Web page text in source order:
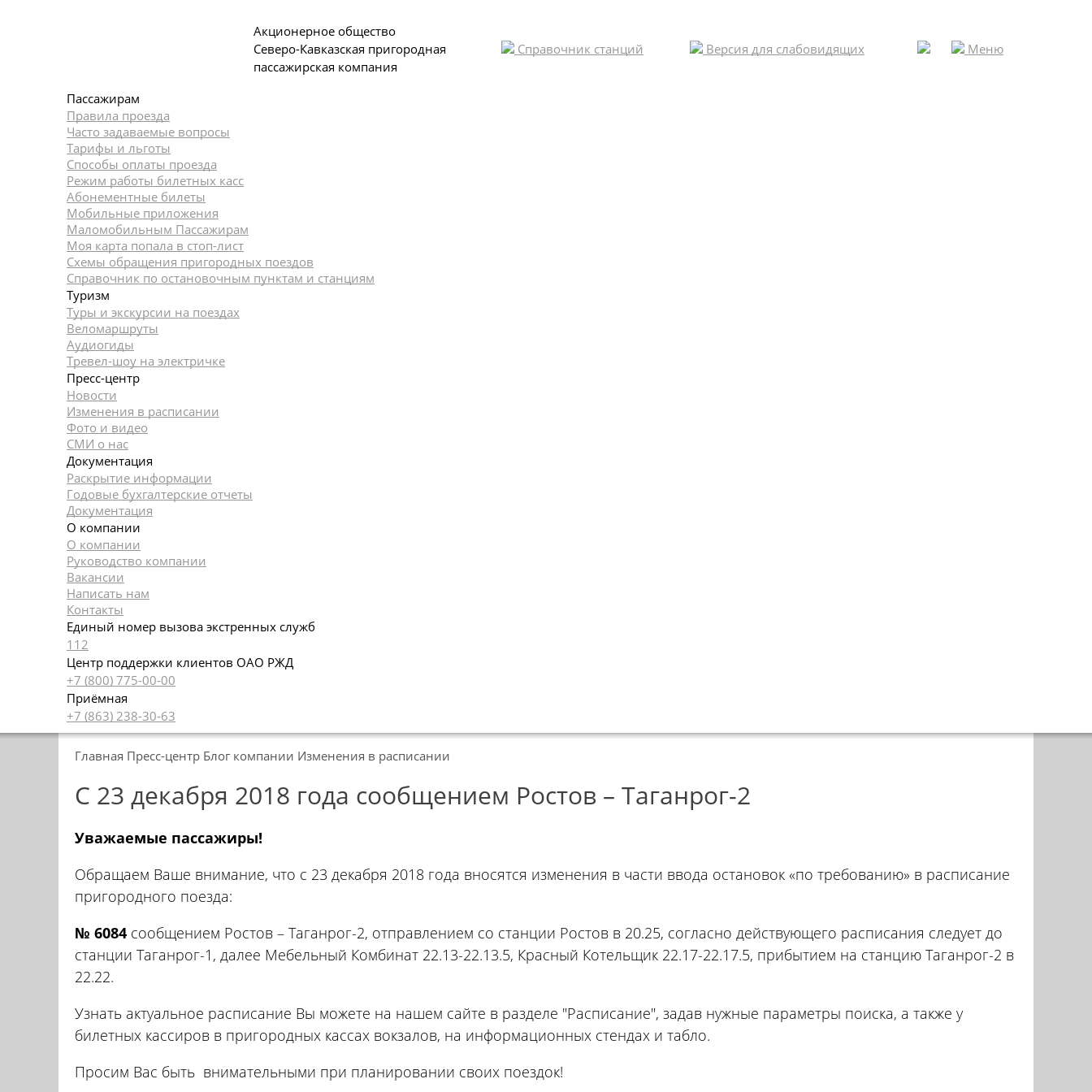
Акционерное общество
Северо-Кавказская пригородная
пассажирская компания
Справочник станций Версия для слабовидящих Меню
Пассажирам
Правила проезда
Часто задаваемые вопросы
Тарифы и льготы
Способы оплаты проезда
Режим работы билетных касс
Абонементные билеты
Мобильные приложения
Маломобильным Пассажирам
Моя карта попала в стоп-лист
Cхемы обращения пригородных поездов
Справочник по остановочным пунктам и станциям
Туризм
Туры и экскурсии на поездах
Веломаршруты
Аудиогиды
Тревел-шоу на электричке
Пресс-центр
Новости
Изменения в расписании
Фото и видео
СМИ о нас
Документация
Раскрытие информации
Годовые бухгалтерские отчеты
Документация
О компании
О компании
Руководство компании
Вакансии
Написать нам
Контакты
Единый номер вызова экстренных служб
112
Центр поддержки клиентов ОАО РЖД
+7 (800) 775-00-00
Приёмная
+7 (863) 238-30-63
Главная Пресс-центр Блог компании Изменения в расписании
С 23 декабря 2018 года сообщением Ростов – Таганрог-2
Уважаемые пассажиры!
Обращаем Ваше внимание, что с 23 декабря 2018 года вносятся изменения в части ввода остановок «по требованию» в расписание
пригородного поезда:
№ 6084 сообщением Ростов – Таганрог-2, отправлением со станции Ростов в 20.25, согласно действующего расписания следует до
станции Таганрог-1, далее Мебельный Комбинат 22.13-22.13.5, Красный Котельщик 22.17-22.17.5, прибытием на станцию Таганрог-2 в
22.22.
Узнать актуальное расписание Вы можете на нашем сайте в разделе "Расписание", задав нужные параметры поиска, а также у
билетных кассиров в пригородных кассах вокзалов, на информационных стендах и табло.
Просим Вас быть внимательными при планировании своих поездок!